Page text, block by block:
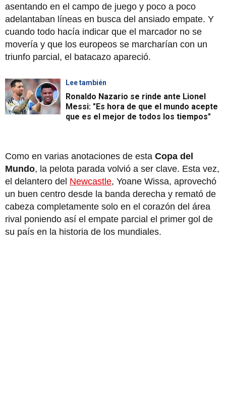
asentando en el campo de juego y poco a poco
adelantaban líneas en busca del ansiado empate. Y
cuando todo hacía indicar que el marcador no se
movería y que los europeos se marcharían con un
triunfo parcial, el batacazo apareció.
Lee también
Ronaldo Nazario se rinde ante Lionel
Messi: "Es hora de que el mundo acepte
que es el mejor de todos los tiempos"
Como en varias anotaciones de esta Copa del
Mundo, la pelota parada volvió a ser clave. Esta vez,
el delantero del Newcastle, Yoane Wissa, aprovechó
un buen centro desde la banda derecha y remató de
cabeza completamente solo en el corazón del área
rival poniendo así el empate parcial el primer gol de
su país en la historia de los mundiales.